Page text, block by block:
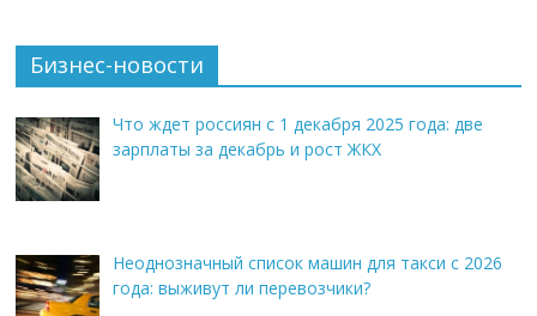
Бизнес-новости
Что ждет россиян с 1 декабря 2025 года: две
зарплаты за декабрь и рост ЖКХ
Неоднозначный список машин для такси с 2026
года: выживут ли перевозчики?